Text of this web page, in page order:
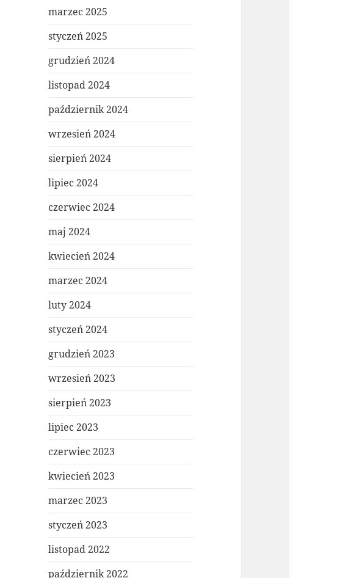
marzec 2025
styczeń 2025
grudzień 2024
listopad 2024
październik 2024
wrzesień 2024
sierpień 2024
lipiec 2024
czerwiec 2024
maj 2024
kwiecień 2024
marzec 2024
luty 2024
styczeń 2024
grudzień 2023
wrzesień 2023
sierpień 2023
lipiec 2023
czerwiec 2023
kwiecień 2023
marzec 2023
styczeń 2023
listopad 2022
październik 2022